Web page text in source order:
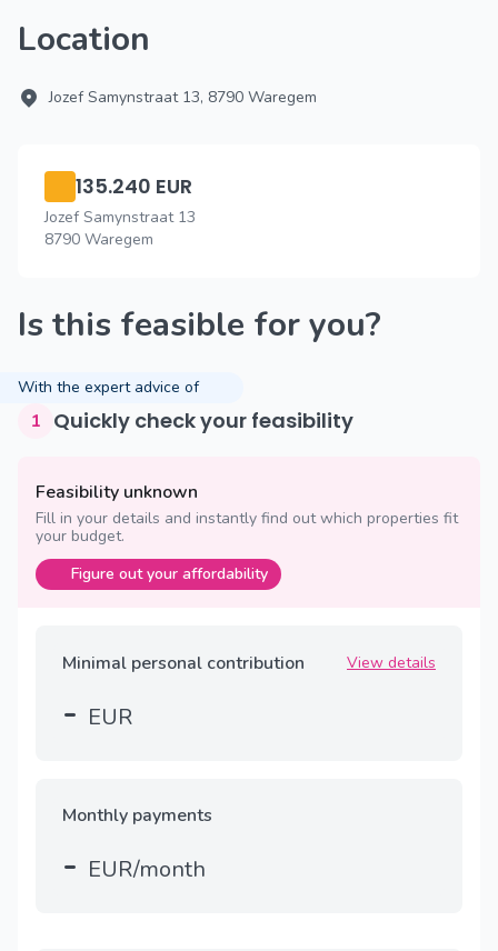
Location
Jozef Samynstraat 13, 8790 Waregem
135.240 EUR
Jozef Samynstraat 13
8790 Waregem
Is this feasible for you?
With the expert advice of
1 Quickly check your feasibility
Feasibility unknown
Fill in your details and instantly find out which properties fit
your budget.
Figure out your affordability
Minimal personal contribution View details
- EUR
Monthly payments
- EUR/month